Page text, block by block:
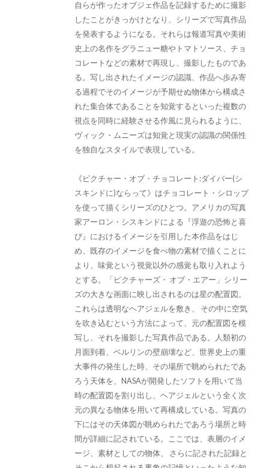
自らが作ったオブジェ作品を記録するために撮影
したことがきっかけとなり、シリーズで写真作品
を発表するようになる。それらは報道写真や美術
史上の名作をグラニュー糖やトマトソース、チョ
コレートなどの素材で再現し、撮影したものであ
る。写し出されたイメージの認識、作品へ歩み寄
る過程でそのイメージが予期せぬ物体から構成さ
れた集合体であることを知覚するといった複数の
視点を同時に経験させる作風に見られるように、
ヴィック・ムニーズは知覚と現実の認識の関係性
を独自なスタイルで表現している。
《ピクチャー・オブ・チョコレート:ダイバー(シ
スキンドに)ならって》はチョコレート・シロップ
を使って描くシリーズのひとつ。アメリカの写真
家アーロン・シスキンドによる『浮遊の恐怖と喜
び』におけるイメージを引用した本作品をはじ
め、既存のイメージを食べ物の素材で描くことに
より、味覚という視覚以外の感覚も取り入れよう
とする。「ピクチャーズ・ オブ・エアー」シリー
ズの大きな画面に映し出されるのは星の配置図。
これらは透明なヘアジェルを敷き、 その中に空気
を吹き込むという方法によって、元の配置図を模
写し、それを撮影した写真作品である。人類初の
月面到着、ベルリンの壁崩壊など、世界史上の重
大事件の発生した時、その場所で眺められたであ
ろう天体を、NASAが開発したソフトを用いて当
時の配置図を割り出し、ヘアジェルという全く次
元の異なる物体を用いて再構成している。写真の
下にはその天体図が眺められたであろう場所と時
間が詳細に記されている。ここでは、表層のイメ
ージ、素材としての物体、 さらに記された記録と